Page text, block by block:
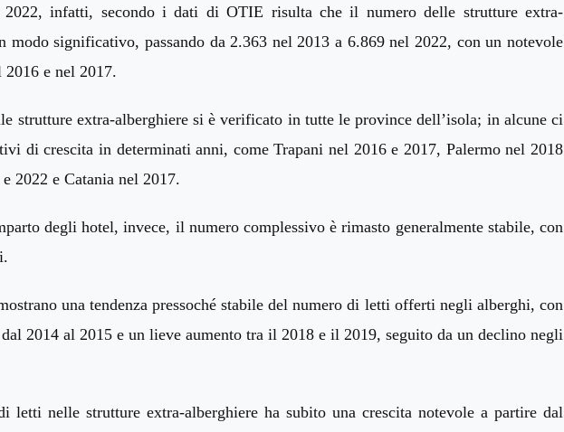
infatti, secondo i dati di OTIE risulta che il numero delle strutture extra-
modo significativo, passando da 2.363 nel 2013 a 6.869 nel 2022, con un notevole
e nel 2017.
strutture extra-alberghiere si è verificato in tutte le province dell’isola; in alcune ci
di crescita in determinati anni, come Trapani nel 2016 e 2017, Palermo nel 2018
2022 e Catania nel 2017.
deglihotel, invece, il numero complessivo è rimasto generalmente stabile, con
una tendenza pressoché stabile del numero di letti offerti negli alberghi, con
2014 al 2015 e un lieve aumento tra il 2018 e il 2019, seguito da un declino negli
letti nelle strutture extra-alberghiere ha subito una crescita notevole a partire dal